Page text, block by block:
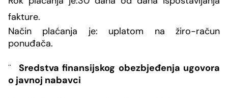
fakture.
Način plaćanja je: uplatom na žiro-račun
ponuđača.
¨
Sredstva finansijskog obezbjeđenja ugovora
o javnoj nabavci